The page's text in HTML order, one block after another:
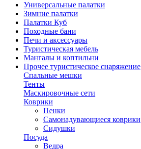
Универсальные палатки
Зимние палатки
Палатки Куб
Походные бани
Печи и аксессуары
Туристическая мебель
Мангалы и коптильни
Прочее туристическое снаряжение
Спальные мешки
Тенты
Маскировочные сети
Коврики
Пенки
Самонадувающиеся коврики
Сидушки
Посуда
Ведра